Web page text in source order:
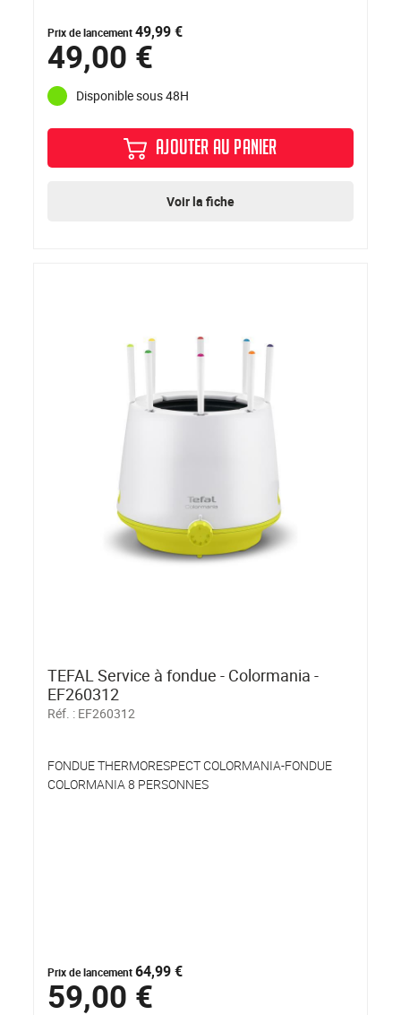
Prix de lancement49,99 €
49,00 €
Disponible sous 48H
AJOUTER AU PANIER
Voir la fiche
TEFAL Service à fondue - Colormania -
EF260312
Réf. : EF260312
FONDUE THERMORESPECT COLORMANIA-FONDUE
COLORMANIA 8 PERSONNES
Prix de lancement64,99 €
59,00 €